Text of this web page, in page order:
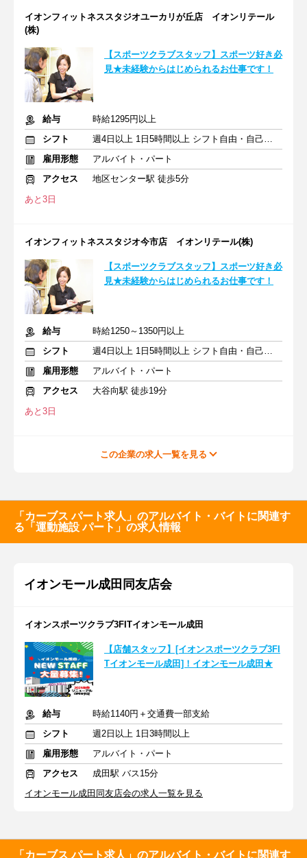
イオンフィットネススタジオユーカリが丘店 イオンリテール
(株)
【スポーツクラブスタッフ】スポーツ好き必
見★未経験からはじめられるお仕事です！
給与
時給1295円以上
シフト
週4日以上 1日5時間以上 シフト自由・自己申告
雇用形態
アルバイト・パート
アクセス
地区センター駅 徒歩5分
あと3日
イオンフィットネススタジオ今市店 イオンリテール(株)
【スポーツクラブスタッフ】スポーツ好き必
見★未経験からはじめられるお仕事です！
給与
時給1250～1350円以上
シフト
週4日以上 1日5時間以上 シフト自由・自己申告
雇用形態
アルバイト・パート
アクセス
大谷向駅 徒歩19分
あと3日
この企業の求人一覧を見る
「カーブス パート求人」のアルバイト・バイトに関連す
る「運動施設 パート」の求人情報
イオンモール成田同友店会
イオンスポーツクラブ3FITイオンモール成田
【店舗スタッフ】[イオンスポーツクラブ3FI
Tイオンモール成田]！イオンモール成田★
給与
時給1140円＋交通費一部支給
シフト
週2日以上 1日3時間以上
雇用形態
アルバイト・パート
アクセス
成田駅 バス15分
イオンモール成田同友店会の求人一覧を見る
「カーブス パート求人」のアルバイト・バイトに関連す